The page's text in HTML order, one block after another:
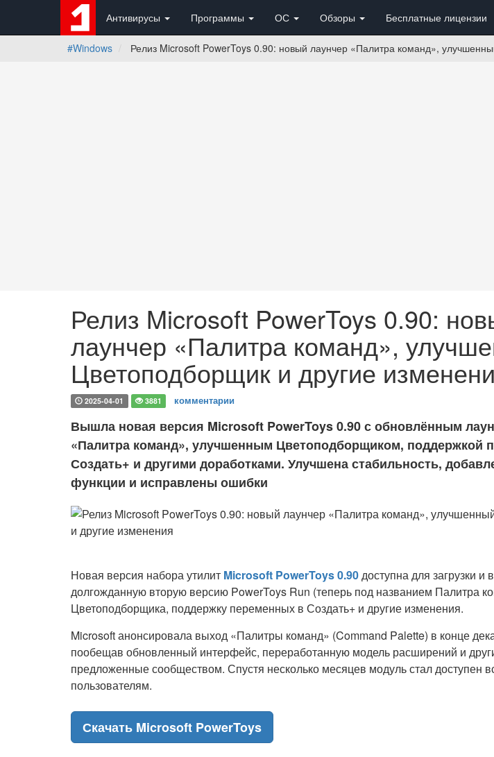
Антивирусы Программы ОС Обзоры Бесплатные лицензии
#Windows Релиз Microsoft PowerToys 0.90: новый лаунчер «Палитра команд»,
Релиз Microsoft PowerToys 0.90:
лаунчер «Палитра команд»,
Цветоподборщик и другие
2025-04-01 3881 комментарии
Вышла новая версия Microsoft PowerToys 0.90 с обновлённым
«Палитра команд», улучшенным Цветоподборщиком, поддержкой
Создать+ и другими доработками. Улучшена стабильность,
функции и исправлены ошибки
Новая версия набора утилит Microsoft PowerToys 0.90доступна для загрузки и
долгожданную вторую версию PowerToys Run (теперь под названием Палитра
Цветоподборщика, поддержку переменных в Создать+ и другие изменения.
Microsoft анонсировала выход «Палитры команд» (Command Palette) в конце
пообещав обновленный интерфейс, переработанную модель расширений и
предложенные сообществом. Спустя несколько месяцев модуль стал доступен
пользователям.
Скачать Microsoft PowerToys